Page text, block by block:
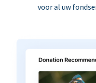
voor al uw